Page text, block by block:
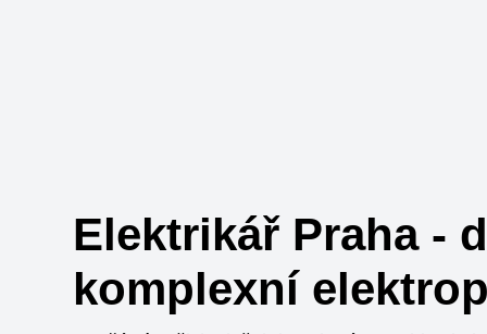
Elektrikář Praha -
komplexní